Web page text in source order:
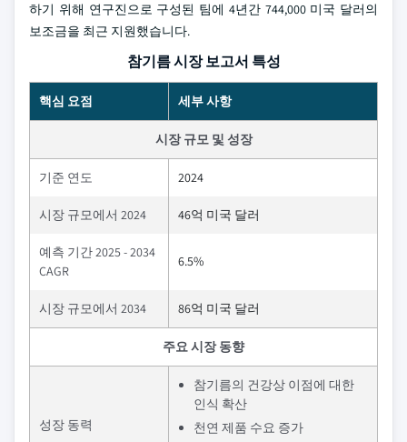
하기 위해 연구진으로 구성된 팀에 4년간 744,000 미국 달러의
보조금을 최근 지원했습니다.
참기름 시장 보고서 특성
핵심 요점 세부 사항
시장 규모 및 성장
기준 연도 2024
시장 규모에서 2024 46억 미국 달러
예측 기간 2025 - 2034
CAGR
6.5%
시장 규모에서 2034 86억 미국 달러
주요 시장 동향
성장 동력
참기름의 건강상 이점에 대한
인식 확산
천연 제품 수요 증가